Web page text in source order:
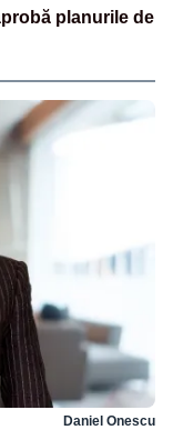
planurile de
Daniel Onescu